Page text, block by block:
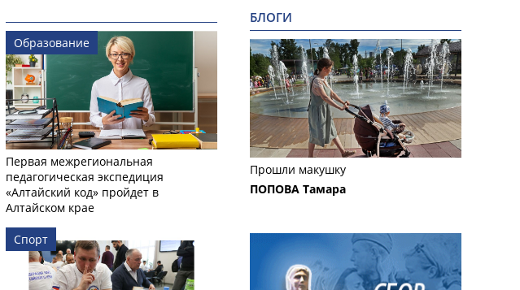
Образование
Первая межрегиональная
педагогическая экспедиция
«Алтайский код» пройдет в
Алтайском крае
Спорт
БЛОГИ
Прошли макушку
ПОПОВА Тамара